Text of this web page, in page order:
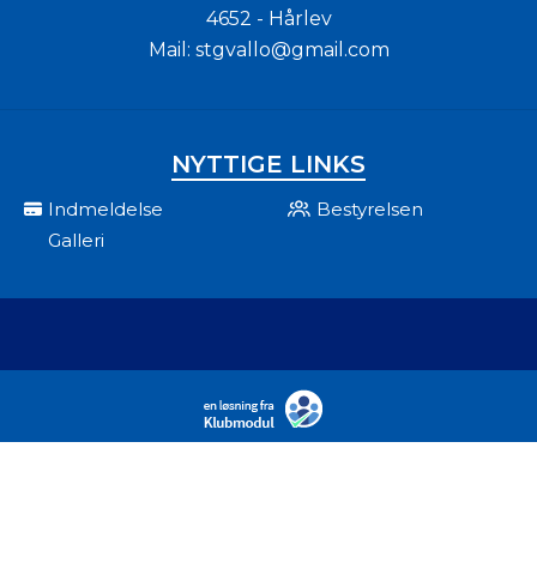
4652 - Hårlev
Mail: stgvallo@gmail.com
NYTTIGE LINKS
Indmeldelse
Bestyrelsen
Galleri